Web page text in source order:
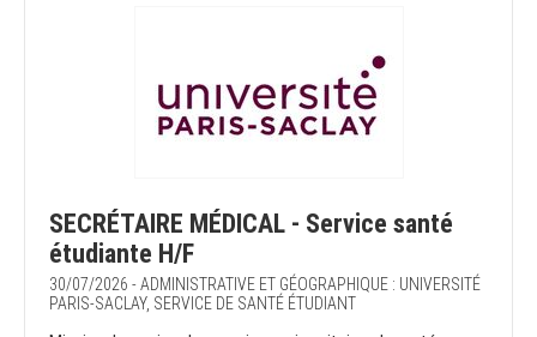
SECRÉTAIRE MÉDICAL - Service santé
étudiante H/F
30/07/2026 - ADMINISTRATIVE ET GÉOGRAPHIQUE : UNIVERSITÉ
PARIS-SACLAY, SERVICE DE SANTÉ ÉTUDIANT